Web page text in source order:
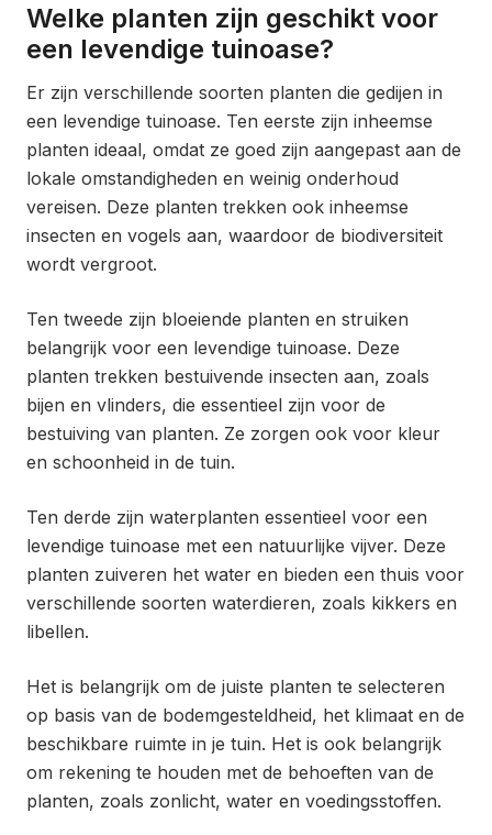
Welke planten zijn geschikt voor
een levendige tuinoase?
Er zijn verschillende soorten planten die gedijen in
een levendige tuinoase. Ten eerste zijn inheemse
planten ideaal, omdat ze goed zijn aangepast aan de
lokale omstandigheden en weinig onderhoud
vereisen. Deze planten trekken ook inheemse
insecten en vogels aan, waardoor de biodiversiteit
wordt vergroot.
Ten tweede zijn bloeiende planten en struiken
belangrijk voor een levendige tuinoase. Deze
planten trekken bestuivende insecten aan, zoals
bijen en vlinders, die essentieel zijn voor de
bestuiving van planten. Ze zorgen ook voor kleur
en schoonheid in de tuin.
Ten derde zijn waterplanten essentieel voor een
levendige tuinoase met een natuurlijke vijver. Deze
planten zuiveren het water en bieden een thuis voor
verschillende soorten waterdieren, zoals kikkers en
libellen.
Het is belangrijk om de juiste planten te selecteren
op basis van de bodemgesteldheid, het klimaat en de
beschikbare ruimte in je tuin. Het is ook belangrijk
om rekening te houden met de behoeften van de
planten, zoals zonlicht, water en voedingsstoffen.